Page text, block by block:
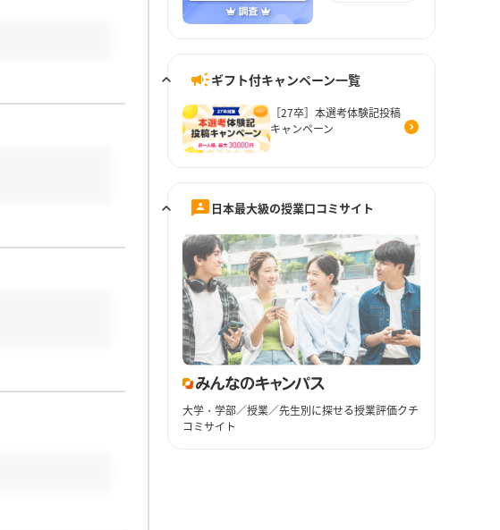
ギフト付キャンペーン一覧
［27卒］本選考体験記投稿
キャンペーン
日本最大級の授業口コミサイト
大学・学部／授業／先生別に探せる授業評価クチ
コミサイト